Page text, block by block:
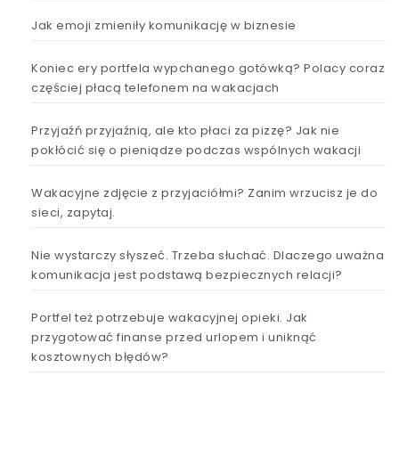
Jak emoji zmieniły komunikację w biznesie
Koniec ery portfela wypchanego gotówką? Polacy coraz
częściej płacą telefonem na wakacjach
Przyjaźń przyjaźnią, ale kto płaci za pizzę? Jak nie
pokłócić się o pieniądze podczas wspólnych wakacji
Wakacyjne zdjęcie z przyjaciółmi? Zanim wrzucisz je do
sieci, zapytaj.
Nie wystarczy słyszeć. Trzeba słuchać. Dlaczego uważna
komunikacja jest podstawą bezpiecznych relacji?
Portfel też potrzebuje wakacyjnej opieki. Jak
przygotować finanse przed urlopem i uniknąć
kosztownych błędów?